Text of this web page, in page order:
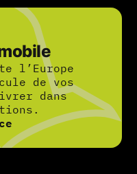
l’Europe
de vos
dans